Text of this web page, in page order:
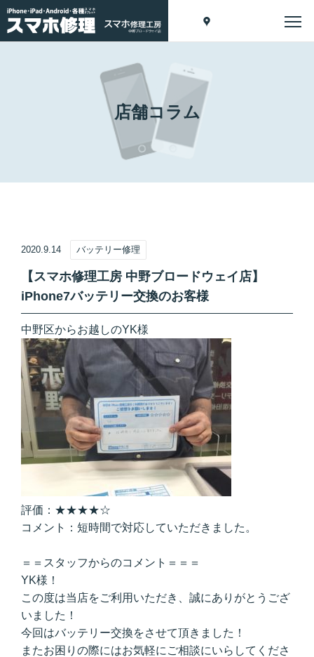
店舗コラム
2020.9.14 バッテリー修理
【スマホ修理工房 中野ブロードウェイ店】
iPhone7バッテリー交換のお客様
中野区からお越しのYK様
評価：★★★★☆
コメント：短時間で対応していただきました。
＝＝スタッフからのコメント＝＝＝
YK様！
この度は当店をご利用いただき、誠にありがとうござ
いました！
今回はバッテリー交換をさせて頂きました！
またお困りの際にはお気軽にご相談にいらしてくださ